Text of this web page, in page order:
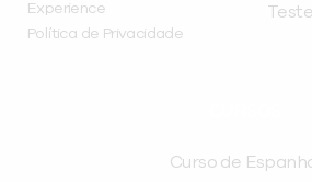
Experience
Política de Privacidade
Curso de